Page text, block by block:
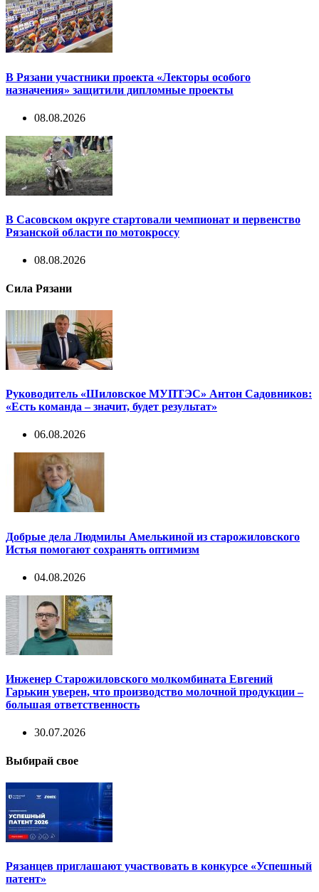
В Рязани участники проекта «Лекторы особого
назначения» защитили дипломные проекты
08.08.2026
В Сасовском округе стартовали чемпионат и первенство
Рязанской области по мотокроссу
08.08.2026
Сила Рязани
Руководитель «Шиловское МУПТЭС» Антон Садовников:
«Есть команда – значит, будет результат»
06.08.2026
Добрые дела Людмилы Амелькиной из старожиловского
Истья помогают сохранять оптимизм
04.08.2026
Инженер Старожиловского молкомбината Евгений
Гарькин уверен, что производство молочной продукции –
большая ответственность
30.07.2026
Выбирай свое
Рязанцев приглашают участвовать в конкурсе «Успешный
патент»